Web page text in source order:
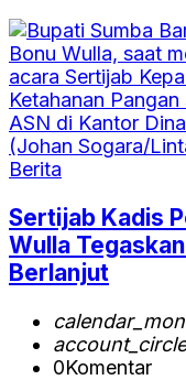
Berita
Sertijab Kadis
Wulla
Berlanjut
account_circle
0Komentar